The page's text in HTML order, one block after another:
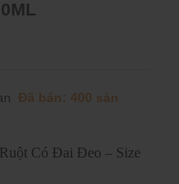
Đã bán: 400 sản
Có Đai Đeo – Size